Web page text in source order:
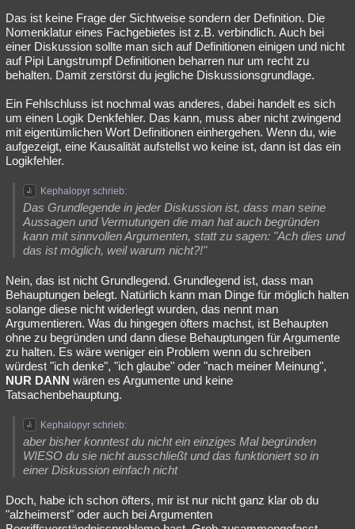
Das ist keine Frage der Sichtweise sondern der Definition. Die
Nomenklatur eines Fachgebietes ist z.B. verbindlich. Auch bei
einer Diskussion sollte man sich auf Definitionen einigen und nicht
auf Pipi Langstrumpf Definitionen beharren nur um recht zu
behalten. Damit zerstörst du jegliche Diskussionsgrundlage.
Ein Fehlschluss ist nochmal was anderes, dabei handelt es sich
um einen Logik Denkfehler. Das kann, muss aber nicht zwingend
mit eigentümlichen Wort Definitionen einhergehen. Wenn du, wie
aufgezeigt, eine Kausalität aufstellst wo keine ist, dann ist das ein
Logikfehler.
Kephalopyr schrieb:
Das Grundlegende in jeder Diskussion ist, dass man seine
Aussagen und Vermutungen die man hat auch begründen
kann mit sinnvollen Argumenten, statt zu sagen: "Ach dies und
das ist möglich, weil warum nicht?!"
Nein, das ist nicht Grundlegend. Grundlegend ist, dass man
Behauptungen belegt. Natürlich kann man Dinge für möglich halten
solange diese nicht widerlegt wurden, das nennt man
Argumentieren. Was du hingegen öfters machst, ist Behaupten
ohne zu begründen und dann diese Behauptungen für Argumente
zu halten. Es wäre weniger ein Problem wenn du schreiben
würdest "ich denke", "ich glaube" oder "nach meiner Meinung",
NUR DANN wären es Argumente und keine
Tatsachenbehauptung.
Kephalopyr schrieb:
aber bisher konntest du nicht ein einziges Mal begründen
WIESO du sie nicht ausschließt und das funktioniert so in
einer Diskussion einfach nicht
Doch, habe ich schon öfters, mir ist nur nicht ganz klar ob du
"alzheimerst" oder auch bei Argumenten